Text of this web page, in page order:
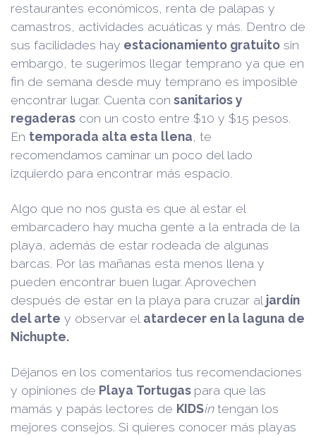
restaurantes económicos, renta de palapas y
camastros, actividades acuáticas y más. Dentro de
sus facilidades hay estacionamiento gratuito sin
embargo, te sugerimos llegar temprano ya que en
fin de semana desde muy temprano es imposible
encontrar lugar. Cuenta con sanitarios y
regaderas con un costo entre $10 y $15 pesos.
En temporada alta esta llena , te
recomendamos caminar un poco del lado
izquierdo para encontrar más espacio.
Algo que no nos gusta es que al estar el
embarcadero hay mucha gente a la entrada de la
playa, además de estar rodeada de algunas
barcas. Por las mañanas esta menos llena y
pueden encontrar buen lugar. Aprovechen
después de estar en la playa para cruzar al jardín
del arte y observar el atardecer en la laguna de
Nichupte.
Déjanos en los comentarios tus recomendaciones
y opiniones de Playa Tortugas para que las
mamás y papás lectores de KIDSintengan los
mejores consejos. Si quieres conocer más playas